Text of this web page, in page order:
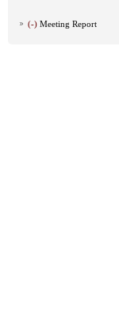
(-) Meeting Report